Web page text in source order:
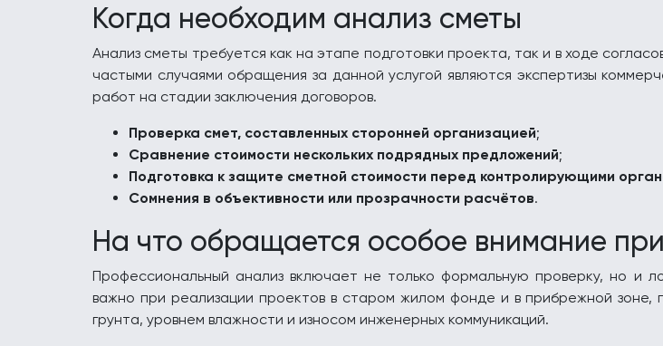
Когда необходим анализ сметы
Анализ сметы требуется как на этапе подготовки проекта, так и в ходе
частыми случаями обращения за данной услугой являются экспертизы
работ на стадии заключения договоров.
Проверка смет, составленных сторонней организацией;
Сравнение стоимости нескольких подрядных предложений;
Подготовка к защите сметной стоимости перед контролирующими
Сомнения в объективности или прозрачности расчётов.
На что обращается особое внимание
Профессиональный анализ включает не только формальную проверку, но и
важно при реализации проектов в старом жилом фонде и в прибрежной зоне,
грунта, уровнем влажности и износом инженерных коммуникаций.